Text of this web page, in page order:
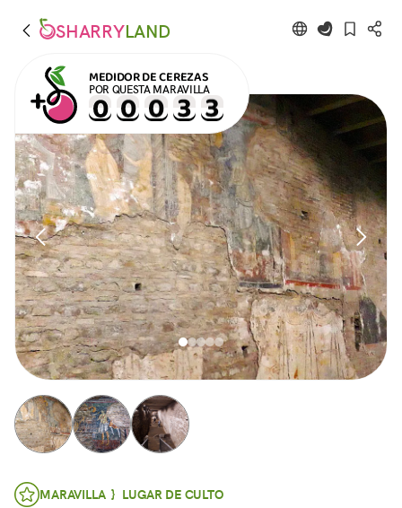
SHARRYLAND
MEDIDOR DE CEREZAS
POR QUESTA MARAVILLA
MARAVILLA } LUGAR DE CULTO